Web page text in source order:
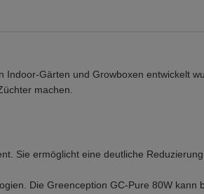
Gärten und Growboxen entwickelt
machen.
Sie ermöglicht eine deutliche
Die Greenception GC-Pure 80W kann